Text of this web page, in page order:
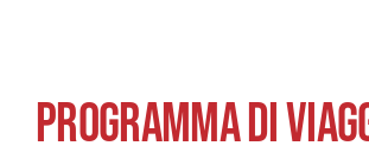
PROGRAMMA
PROGRAMMA DI